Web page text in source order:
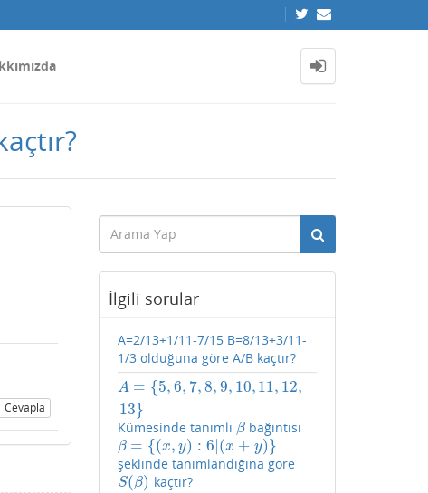
Cevapla
İlgili sorular
A=2/13+1/11-7/15 B=8/13+3/11-
1/3 olduğuna göre A/B kaçtır?
A = {5,6, 7,8,9, 10,11, 12,
13}
A= {5, 6, 7,8,9, 10 11 ,12 ,13}
Kümesinde tanımlı β
β bağıntısı
β = {(x, y) : 6 (x + y)}
β={(x ,y ):6| (x+ y }
şeklinde tanımlandığına göre
S(β)
S(β) kaçtır?